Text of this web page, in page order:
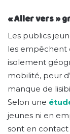
« Aller vers »
Les publics
les empêchent
isolement
mobilité, peur
manque de
Selon une
jeunes ni en
sont en contact